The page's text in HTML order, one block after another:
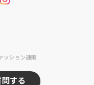
ッション通販
する